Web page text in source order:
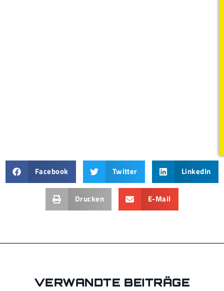
Facebook Twitter LinkedIn
Drucken E-Mail
VERWANDTE BEITRÄGE